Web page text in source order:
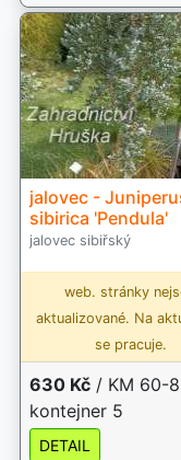
jalovec -
sibirica 'Pendula'
jalovec sibiřský
web. stránky
aktualizované. Na
se pracuje.
630 Kč / KM 60-
kontejner 5
DETAIL